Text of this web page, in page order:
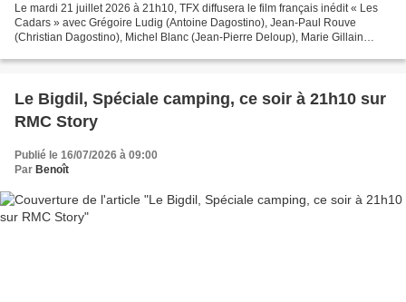
Le mardi 21 juillet 2026 à 21h10, TFX diffusera le film français inédit « Les
Cadars » avec Grégoire Ludig (Antoine Dagostino), Jean-Paul Rouve
(Christian Dagostino), Michel Blanc (Jean-Pierre Deloup), Marie Gillain
Le Bigdil, Spéciale camping, ce soir à 21h10 sur
RMC Story
Publié le 16/07/2026 à 09:00
Par Benoît